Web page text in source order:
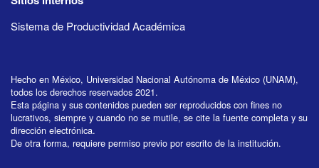
Sistema de Productividad Académica
Hecho en México, Universidad Nacional Autónoma de México (UNAM),
todos los derechos reservados 2021.
Esta página y sus contenidos pueden ser reproducidos con fines no
lucrativos, siempre y cuando no se mutile, se cite la fuente completa y su
dirección electrónica.
De otra forma, requiere permiso previo por escrito de la institución.